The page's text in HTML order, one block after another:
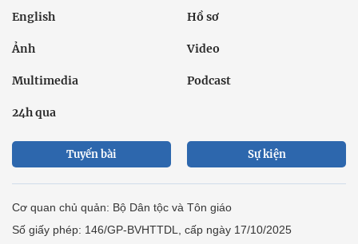
English Hồ sơ
Ảnh Video
Multimedia Podcast
24h qua
Tuyến bài Sự kiện
Cơ quan chủ quản: Bộ Dân tộc và Tôn giáo
Số giấy phép: 146/GP-BVHTTDL, cấp ngày 17/10/2025